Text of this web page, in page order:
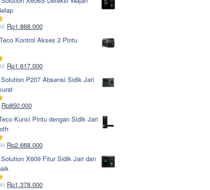
Harga
aslinya
adalah:
Rp1.868.000Harga
saat
ini
Rp1.868.000.
Kontrol Akses 2 Pintu
Harga
aslinya
adalah:
Rp1.695.000.
Rp1.617.000Harga
saat
ini
P207 Absensi Sidik Jari
Harga
aslinya
adalah:
Rp965.000.
Rp850.000Harga
saat
ini
Rp850.000.
Kunci Pintu dengan Sidik Jari
Harga
aslinya
adalah:
Rp2.750.000.
Rp2.668.000Harga
saat
ini
Rp2.668.000.
X609 Fitur Sidik Jari dan
Harga
Rp1.378.000Harga